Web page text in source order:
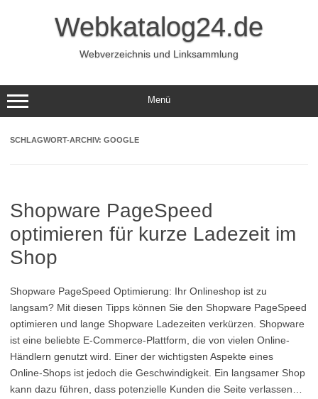
Webkatalog24.de
Webverzeichnis und Linksammlung
Menü
SCHLAGWORT-ARCHIV: GOOGLE
Shopware PageSpeed
optimieren für kurze Ladezeit im
Shop
Shopware PageSpeed Optimierung: Ihr Onlineshop ist zu
langsam? Mit diesen Tipps können Sie den Shopware PageSpeed
optimieren und lange Shopware Ladezeiten verkürzen. Shopware
ist eine beliebte E-Commerce-Plattform, die von vielen Online-
Händlern genutzt wird. Einer der wichtigsten Aspekte eines
Online-Shops ist jedoch die Geschwindigkeit. Ein langsamer Shop
kann dazu führen, dass potenzielle Kunden die Seite verlassen…